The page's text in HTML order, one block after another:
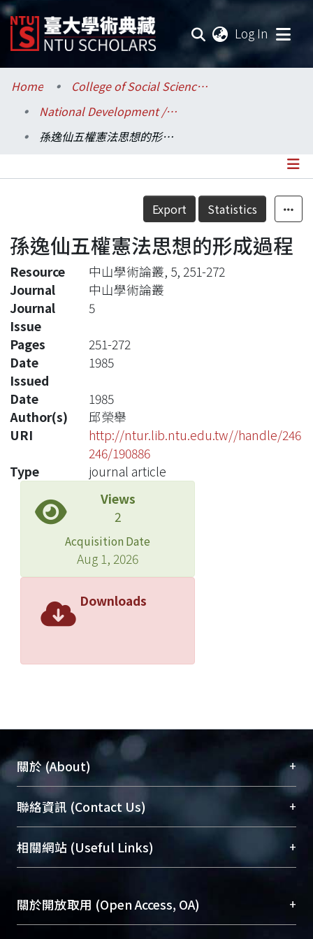
Log In
Communities & Collections
Research Outputs
Statistics
Home
College of Social Sciences / 社會科學院
National Development / 國家發展研究所
孫逸仙五權憲法思想的形成過程
Details
Export Statistics
孫逸仙五權憲法思想的形成過程
Resource
中山學術論叢, 5, 251-272
Journal
中山學術論叢
Journal
Issue
5
Pages
251-272
Date
Issued
1985
Date
1985
Author(s)
邱榮舉
URI
http://ntur.lib.ntu.edu.tw//handle/246
246/190886
Type
journal article
Views
2
Acquisition Date
Aug 1, 2026
Downloads
關於 (About) +
臺大位居世界頂尖大學之列，為永久珍藏及向國際
展現本校豐碩的研究成果及學術能量，圖書館整合
機構典藏（NTUR）與學術庫（AH）不同功能平
台，成為臺大學術典藏NTU scholars。期能整合研
成果。
To permanently archive and promote researcher
聯絡資訊 (Contact Us) +
總館學科館員(Main Library)
醫學圖書館學科館員(Medical Library)
Sciences Library)
相關網站 (Useful Links) +
關於開放取用 (Open Access, OA) +